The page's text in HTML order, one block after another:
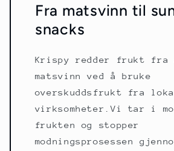
Fra matsvinn til
snacks
Krispy redder frukt fra
matsvinn ved å bruke
overskuddsfrukt fra
virksomheter.Vi tar i
frukten og stopper
modningsprosessen